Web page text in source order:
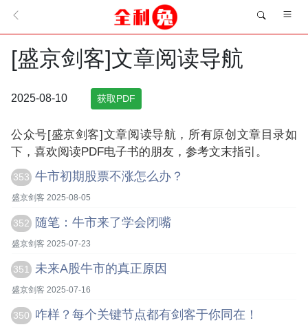
[盛京剑客]文章阅读导航
2025-08-10 获取PDF
公众号[盛京剑客]文章阅读导航，所有原创文章目录如
下，喜欢阅读PDF电子书的朋友，参考文末指引。
353 牛市初期股票不涨怎么办？
盛京剑客 2025-08-05
352 随笔：牛市来了学会闭嘴
盛京剑客 2025-07-23
351 未来A股牛市的真正原因
盛京剑客 2025-07-16
350 咋样？每个关键节点都有剑客于你同在！